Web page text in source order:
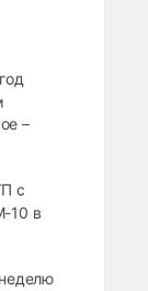
–
с
10 в